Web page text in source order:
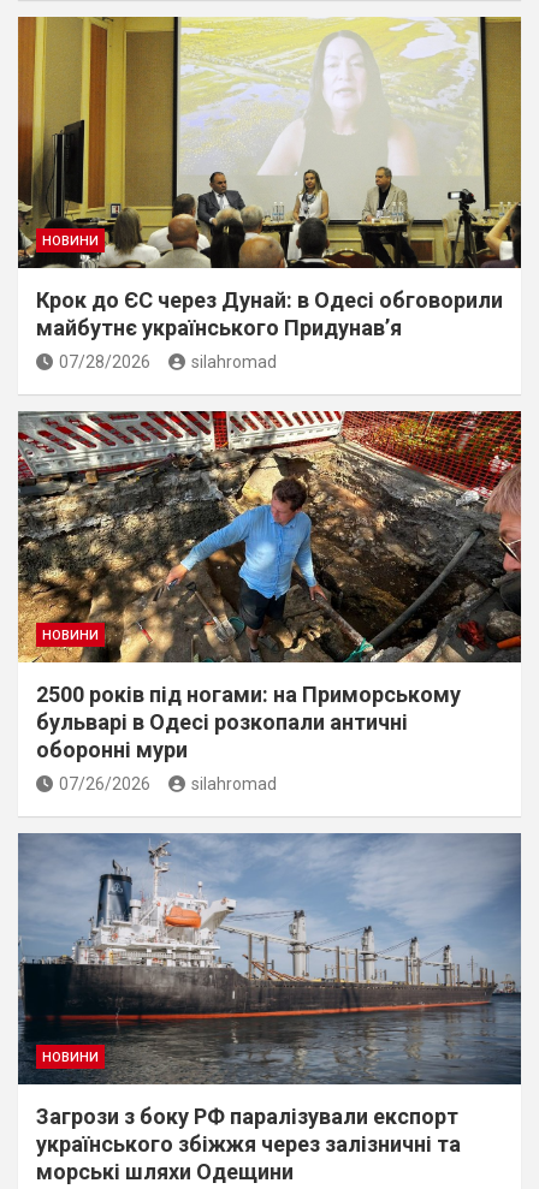
НОВИНИ
Крок до ЄС через Дунай: в Одесі обговорили
майбутнє українського Придунав’я
07/28/2026 silahromad
НОВИНИ
2500 років під ногами: на Приморському
бульварі в Одесі розкопали античні
оборонні мури
07/26/2026 silahromad
НОВИНИ
Загрози з боку РФ паралізували експорт
українського збіжжя через залізничні та
морські шляхи Одещини